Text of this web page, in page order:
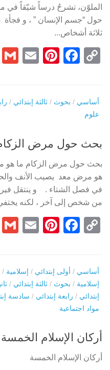
الملوّن، تشرحُ درساً شيّقاً في
حول “جسم الإنسان ” ، و فجأة
ثلاثة أشخاص...
Copy
أساسي / بحوث / ثالثة إبتدائي /
علوم
بحث حول مرض
بحث حول مرض الزكام ما هو
هو مرض معد يصيب الأنف
في فصل الشتاء . و ينتقل
من شخص إلى آخر ، لكنه
Copy
أساسي / أولى إبتدائي / إسلامية /
إسلامية / بحوث / ثالثة إبتدائي /
إبتدائي / رابعة إبتدائي / سادسة
مواد اجتماعية
أركان الإسلام الخمسة
أركان الإسلام الخمسة